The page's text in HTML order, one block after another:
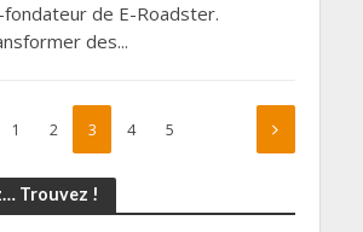
fondateur de E-Roadster.
des...
1 2 3 4 5
Trouvez !